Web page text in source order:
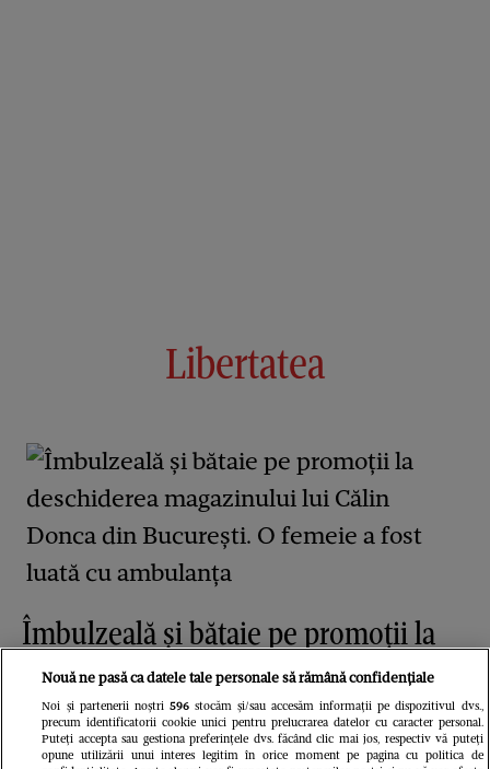
Libertatea
Îmbulzeală și bătaie pe promoții la
deschiderea magazinului lui Călin
Donca din București. O femeie a fost
luată cu ambulanța
Nouă ne pasă ca datele tale personale să rămână confidențiale
Noi și partenerii noștri 596stocăm și/sau accesăm informații pe dispozitivul dvs.,
precum identificatorii cookie unici pentru prelucrarea datelor cu caracter personal.
Puteți accepta sau gestiona preferințele dvs. făcând clic mai jos, respectiv vă puteți
opune utilizării unui interes legitim în orice moment pe pagina cu politica de